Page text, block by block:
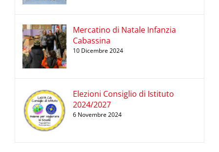
Mercatino di Natale Infanzia
Cabassina
10 Dicembre 2024
Elezioni Consiglio di Istituto
2024/2027
6 Novembre 2024